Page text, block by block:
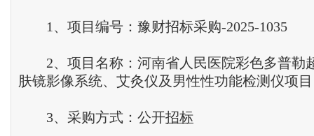
1、项目编号：豫财招标采购-2025-1035
2、项目名称：河南省人民医院彩色多普勒
肤镜影像系统、艾灸仪及男性性功能检测仪项目
3、采购方式：公开招标